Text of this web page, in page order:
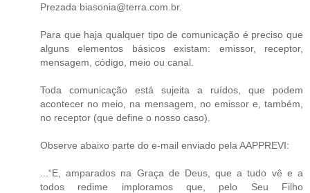
Prezada biasonia@terra.com.br.
Para que haja qualquer tipo de comunicação é preciso que
alguns elementos básicos existam: emissor, receptor,
mensagem, código, meio ou canal.
Toda comunicação está sujeita a ruídos, que podem
acontecer no meio, na mensagem, no emissor e, também,
no receptor (que define o nosso caso).
Observe abaixo parte do e-mail enviado pela AAPPREVI:
...“E, amparados na Graça de Deus, que a tudo vê e a
todos redime imploramos que, pelo Seu Filho